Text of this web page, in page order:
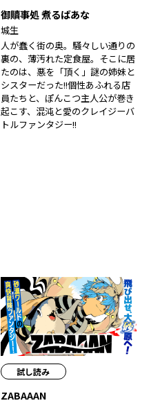
御贖事処 煮るばあな
城生
人が蠢く街の奥。騒々しい通りの
裏の、薄汚れた定食屋。そこに居
たのは、悪を「頂く」謎の姉妹と
シスターだった――!!個性あふれる店
員たちと、ぽんこつ主人公が巻き
起こす、混沌と愛のクレイジーバ
トルファンタジー!!
試し読み
ZABAAAN